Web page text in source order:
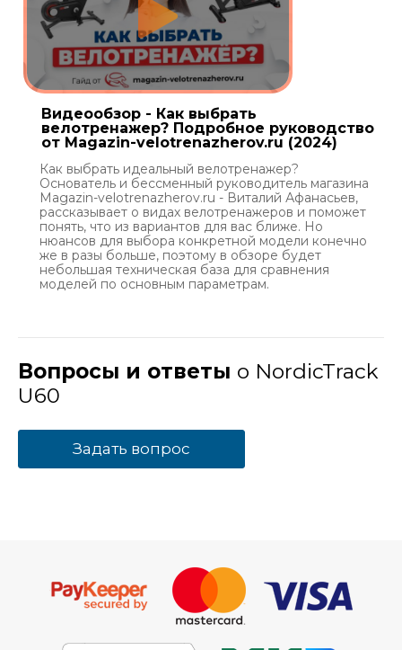
Видеообзор - Как выбрать
велотренажер? Подробное руководство
от Magazin-velotrenazherov.ru (2024)
Как выбрать идеальный велотренажер?
Основатель и бессменный руководитель магазина
Magazin-velotrenazherov.ru - Виталий Афанасьев,
рассказывает о видах велотренажеров и поможет
понять, что из вариантов для вас ближе. Но
нюансов для выбора конкретной модели конечно
же в разы больше, поэтому в обзоре будет
небольшая техническая база для сравнения
моделей по основным параметрам.
Вопросы и ответы о NordicTrack
U60
Задать вопрос